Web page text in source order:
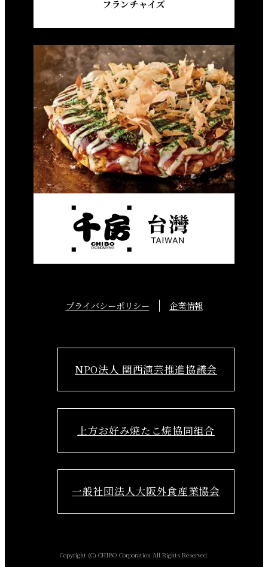
プライバシーポリシー 企業情報
NPO法人 関西演芸推進協議会
上方お好み焼たこ焼協同組合
一般社団法人大阪外食産業協会
Copyright (C) CHIBO Corporation All Rights Reserved.